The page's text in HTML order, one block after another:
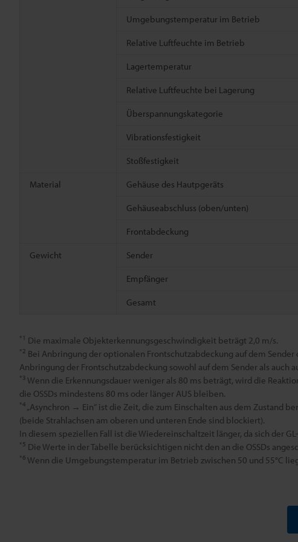
Umgebungstemperatur im Betrieb
Relative Luftfeuchte im Betrieb
Lagertemperatur
Relative Luftfeuchte bei Lagerung
Überspannungskategorie
Vibrationsfestigkeit
Stoßfestigkeit
Material Gehäuse des Hautpgeräts
Gehäuseabschluss (oben/unten)
Frontabdeckung
Gewicht Sender
Empfänger
Gesamt
*1 Die maximale Objekterkennungsgeschwindigkeit beträgt 2,0 m/s.
*2 Bei Anbringung der optionalen Frontschutzabdeckung auf dem
Anbringung der Frontschutzabdeckung sowohl auf dem Sender als
*3 Wenn die Erkennungsdauer weniger als 80 ms beträgt, wird die
die OSSDs mindestens 80 ms oder länger AUS bleiben.
*4 „Asynchron → Ein“ ist die Zeit, die zum Einschalten aus dem Zustand
(beide Strahlachsen am oberen und unteren Ende sind blockiert).
In diesem speziellen Fall ist die Wiedereinschaltzeit länger, da sich der
*5 Die Werte in der Tabelle berücksichtigen nicht den an die OSSDs
*6 Wenn die Umgebungstemperatur im Betrieb zwischen 50 und 55°C